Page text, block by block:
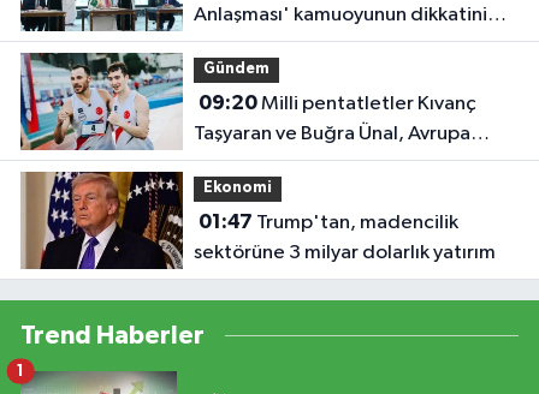
Anlaşması' kamuoyunun dikkatini
çekti
Gündem
09:20Milli pentatletler Kıvanç
Taşyaran ve Buğra Ünal, Avrupa
Şampiyonası'nda finalde!
Ekonomi
01:47
sektörüne 3 milyar dolarlık yatırım
Trend Haberler
1